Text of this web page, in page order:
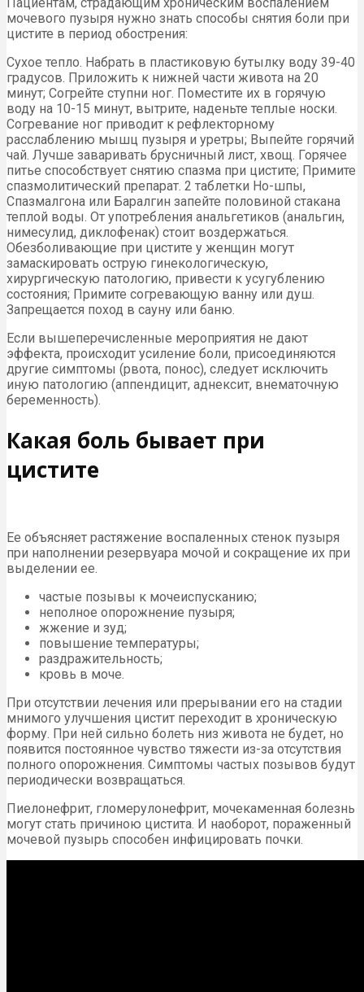
мочевого пузыря нужно знать способы снятия боли при
цистите в период обострения:
Сухое тепло. Набрать в пластиковую бутылку воду 39-40
градусов. Приложить к нижней части живота на 20
минут; Согрейте ступни ног. Поместите их в горячую
воду на 10-15 минут, вытрите, наденьте теплые носки.
Согревание ног приводит к рефлекторному
расслаблению мышц пузыря и уретры; Выпейте горячий
чай. Лучше заваривать брусничный лист, хвощ. Горячее
питье способствует снятию спазма при цистите; Примите
спазмолитический препарат. 2 таблетки Но-шпы,
Спазмалгона или Баралгин запейте половиной стакана
теплой воды. От употребления анальгетиков (анальгин,
нимесулид, диклофенак) стоит воздержаться.
Обезболивающие при цистите у женщин могут
замаскировать острую гинекологическую,
хирургическую патологию, привести к усугублению
состояния; Примите согревающую ванну или душ.
Запрещается поход в сауну или баню.
Если вышеперечисленные мероприятия не дают
эффекта, происходит усиление боли, присоединяются
другие симптомы (рвота, понос), следует исключить
иную патологию (аппендицит, аднексит, внематочную
беременность).
Какая боль бывает при
цистите
Ее объясняет растяжение воспаленных стенок пузыря
при наполнении резервуара мочой и сокращение их при
выделении ее.
частые позывы к мочеиспусканию;
неполное опорожнение пузыря;
жжение и зуд;
повышение температуры;
раздражительность;
кровь в моче.
При отсутствии лечения или прерывании его на стадии
мнимого улучшения цистит переходит в хроническую
форму. При ней сильно болеть низ живота не будет, но
появится постоянное чувство тяжести из-за отсутствия
полного опорожнения. Симптомы частых позывов будут
периодически возвращаться.
Пиелонефрит, гломерулонефрит, мочекаменная болезнь
могут стать причиною цистита. И наоборот, пораженный
мочевой пузырь способен инфицировать почки.